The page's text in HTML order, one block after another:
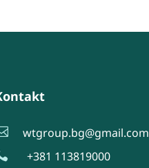
wtgroup.bg@gmail.com
+381 113819000